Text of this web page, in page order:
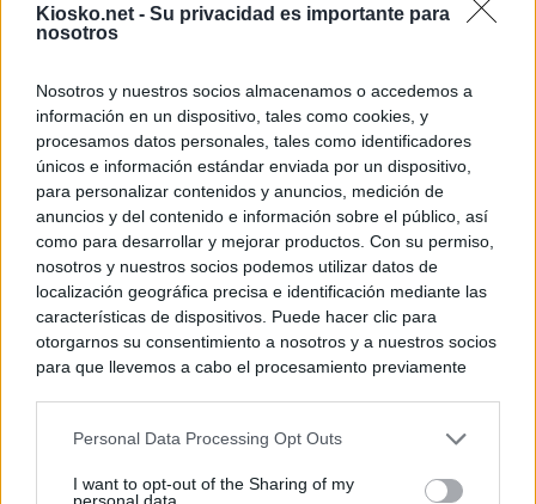
Kiosko.net - Su privacidad es importante para
nosotros
Nosotros y nuestros socios almacenamos o accedemos a
información en un dispositivo, tales como cookies, y
procesamos datos personales, tales como identificadores
únicos e información estándar enviada por un dispositivo,
para personalizar contenidos y anuncios, medición de
anuncios y del contenido e información sobre el público, así
como para desarrollar y mejorar productos. Con su permiso,
nosotros y nuestros socios podemos utilizar datos de
localización geográfica precisa e identificación mediante las
características de dispositivos. Puede hacer clic para
otorgarnos su consentimiento a nosotros y a nuestros socios
para que llevemos a cabo el procesamiento previamente
negar su consentimiento. Tenga en cuenta que algún
de su consentimiento, pero usted tiene el derecho de
Personal Data Processing Opt Outs
I want to opt-out of the Sharing of my
personal data.